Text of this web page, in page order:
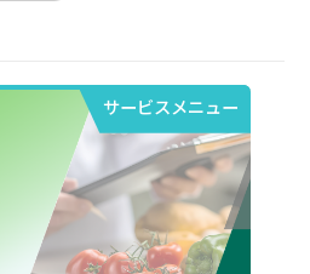
サービスメニュー